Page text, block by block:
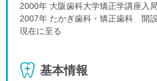
2000年 大阪歯科大学矯正学講座入局
2007年 たかぎ歯科・矯正歯科 開設
現在に至る
基本情報